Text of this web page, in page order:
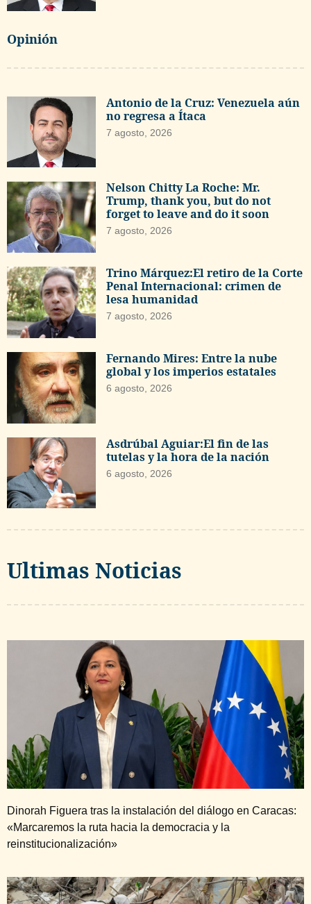
Opinión
Antonio de la Cruz: Venezuela aún
no regresa a Ítaca
7 agosto, 2026
Nelson Chitty La Roche: Mr.
Trump, thank you, but do not
forget to leave and do it soon
7 agosto, 2026
Trino Márquez:El retiro de la Corte
Penal Internacional: crimen de
lesa humanidad
7 agosto, 2026
Fernando Mires: Entre la nube
global y los imperios estatales
6 agosto, 2026
Asdrúbal Aguiar:El fin de las
tutelas y la hora de la nación
6 agosto, 2026
Ultimas Noticias
Dinorah Figuera tras la instalación del diálogo en Caracas:
«Marcaremos la ruta hacia la democracia y la
reinstitucionalización»